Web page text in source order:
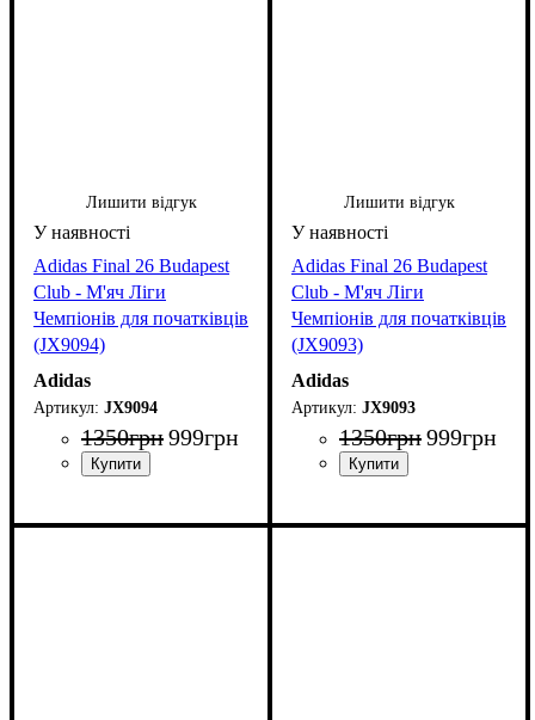
Лишити відгук
Adidas Final 26 Budapest
Club - М'яч Ліги
Чемпіонів для початківців
(JX9094)
Adidas
JX9094
1350грн999грн
Лишити відгук
Adidas Final 26 Budapest
Club - М'яч Ліги
Чемпіонів для початківців
(JX9093)
Adidas
JX9093
1350грн999грн